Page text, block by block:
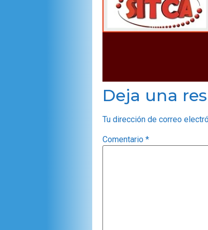
Deja una
Tu dirección de correo
Comentario *